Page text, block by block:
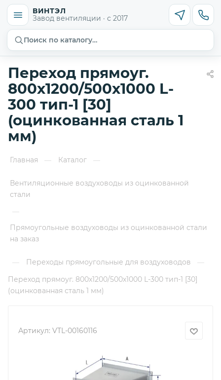
ВИНТЭЛ
Завод вентиляции · с 2017
Поиск по каталогу…
Переход прямоуг.
800х1200/500х1000 L-
300 тип-1 [30]
(оцинкованная сталь 1
мм)
Главная — Каталог —
Вентиляционные воздуховоды из оцинкованной
стали
—
Прямоугольные воздуховоды из оцинкованной стали
на заказ
— Переходы прямоугольные для воздуховодов
—
Переход прямоуг. 800х1200/500х1000 L-300 тип-1 [30]
(оцинкованная сталь 1 мм)
Артикул: VTL-00160116